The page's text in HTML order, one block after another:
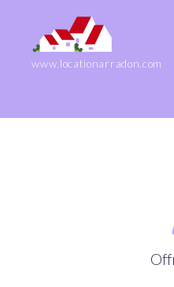
www.locationarradon.com